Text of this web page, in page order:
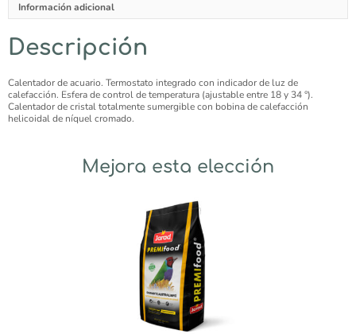
Información adicional
Descripción
Calentador de acuario. Termostato integrado con indicador de luz de
calefacción. Esfera de control de temperatura (ajustable entre 18 y 34 °).
Calentador de cristal totalmente sumergible con bobina de calefacción
helicoidal de níquel cromado.
Mejora esta elección